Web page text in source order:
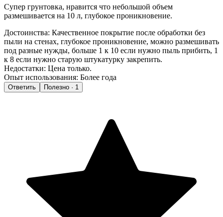
Супер грунтовка, нравится что небольшой объем
размешивается на 10 л, глубокое проникновение.
Достоинства: Качественное покрытие после обработки без
пыли на стенах, глубокое проникновение, можно размешивать
под разные нужды, больше 1 к 10 если нужно пыль прибить, 1
к 8 если нужно старую штукатурку закрепить.
Недостатки: Цена только.
Опыт использования: Более года
Ответить Полезно · 1